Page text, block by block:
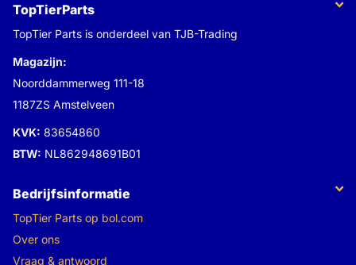
TopTierParts
TopTier Parts is onderdeel van TJB-Trading
Magazijn:
Noorddammerweg 111-18
1187ZS Amstelveen
KVK: 83654860
BTW: NL862948691B01
Bedrijfsinformatie
TopTier Parts op bol.com
Over ons
Vraag & antwoord